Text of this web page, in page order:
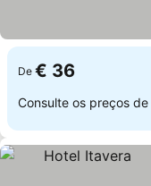
De € 36
Consulte os preços de